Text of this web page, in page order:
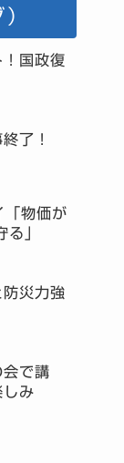
！国政復
了！
物価が
る」
災力強
で講
しみ